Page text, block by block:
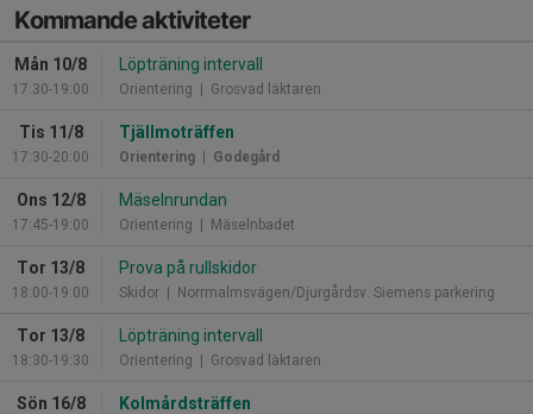
Kommande aktiviteter
Mån 10/8
17:30-19:00
Löpträning intervall
Orientering | Grosvad läktaren
Tis 11/8
17:30-20:00
Tjällmoträffen
Orientering | Godegård
Ons 12/8
17:45-19:00
Mäselnrundan
Orientering | Mäselnbadet
Tor 13/8
18:00-19:00
Prova på rullskidor
Skidor | Norrmalmsvägen/Djurgårdsv. Siemens parkering
Tor 13/8
18:30-19:30
Löpträning intervall
Orientering | Grosvad läktaren
Sön 16/8 Kolmårdsträffen